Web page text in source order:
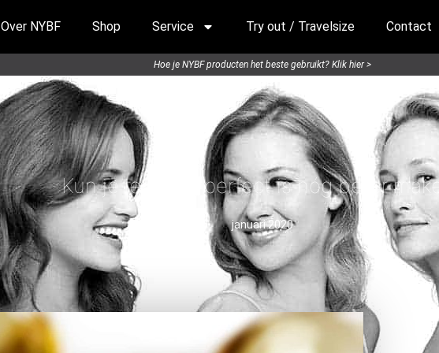
Over NYBF Shop Service Try out / Travelsize Contact
Hoe je NYBF producten het beste gebruikt? Klik hier >
Kun je iets wat perfect is nóg beter
januari 2020